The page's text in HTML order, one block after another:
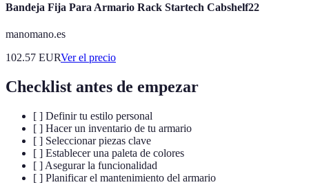
Bandeja Fija Para Armario Rack Startech Cabshelf22
manomano.es
102.57 EURVer el precio
Checklist antes de empezar
[ ] Definir tu estilo personal
[ ] Hacer un inventario de tu armario
[ ] Seleccionar piezas clave
[ ] Establecer una paleta de colores
[ ] Asegurar la funcionalidad
[ ] Planificar el mantenimiento del armario